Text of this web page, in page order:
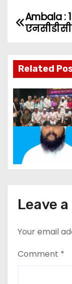
P
s
t
n
a
i
a
t
i
Ambala :
Related
Leave
Your email
Comment *